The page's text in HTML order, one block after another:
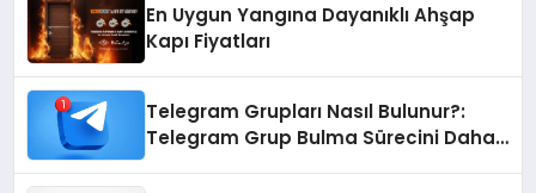
En Uygun Yangına Dayanıklı Ahşap
Kapı Fiyatları
Telegram Grupları Nasıl Bulunur?:
Telegram Grup Bulma Sürecini Daha